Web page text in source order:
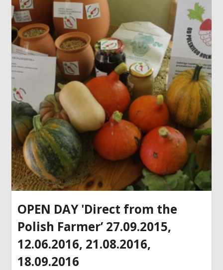
OPEN DAY 'Direct from the
Polish Farmer’ 27.09.2015,
12.06.2016, 21.08.2016,
18.09.2016